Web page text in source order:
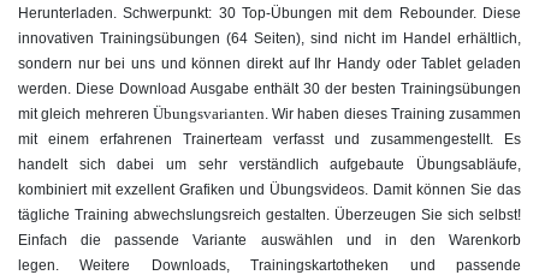
Herunterladen. Schwerpunkt: 30 Top-Übungen mit dem Rebounder. Diese
innovativen Trainingsübungen (64 Seiten), sind nicht im Handel erhältlich,
sondern nur bei uns und können direkt auf Ihr Handy oder Tablet geladen
werden. Diese Download Ausgabe enthält 30 der besten Trainingsübungen
mit gleich mehreren Übungsvarianten . Wir haben dieses Training zusammen
mit einem erfahrenen Trainerteam verfasst und zusammengestellt. Es
handelt sich dabei um sehr verständlich aufgebaute Übungsabläufe,
kombiniert mit exzellent Grafiken und Übungsvideos. Damit können Sie das
tägliche Training abwechslungsreich gestalten. Überzeugen Sie sich selbst!
Einfach die passende Variante auswählen und in den Warenkorb
legen. Weitere Downloads, Trainingskartotheken und passende